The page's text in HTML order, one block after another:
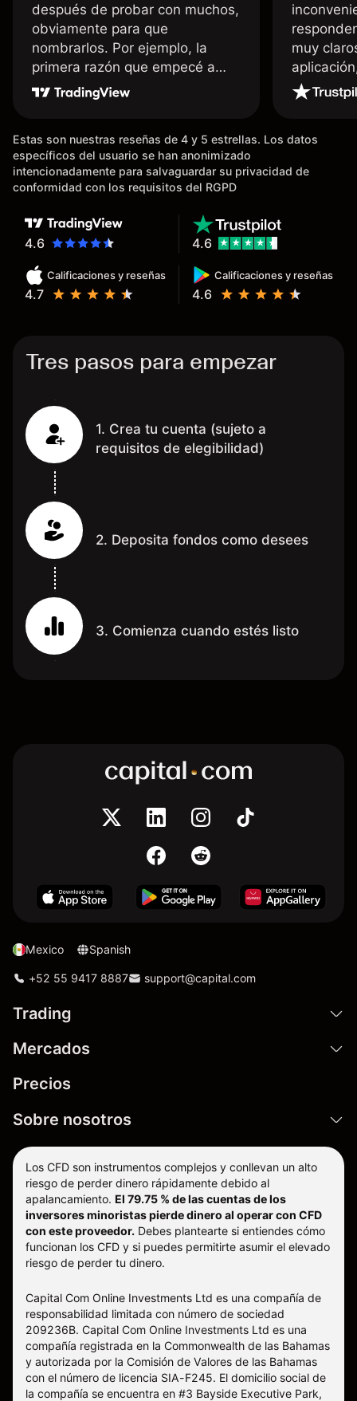
después de probar con muchos,
obviamente para que
nombrarlos. Por ejemplo, la
primera razón que empecé a
usar Capital fue la llegada de mi
dinero de inmediato a mi cuenta
existentes en el mercado que
tardan días o tienen mucha
burocracia; y la segunda razón,
hecho de operar en un mercado
determinado, debido a los
spread y al volumen existente.
Mientras más activo seas, más
dinero te reembolsa. Muchas
muy
Estas son nuestras reseñas de 4 y 5 estrellas. Los datos
específicos del usuario se han anonimizado
intencionadamente para salvaguardar su privacidad de
conformidad con los requisitos del RGPD
4.6
Calificaciones y reseñas
4.7
Calificaciones y reseñas
4.6
4.6
Tres pasos para empezar
1. Crea tu cuenta (sujeto a
requisitos de elegibilidad)
2. Deposita fondos como desees
3. Comienza cuando estés listo
Mexico Spanish
+52 55 9417 8887 support@capital.com
Trading
Mercados
Precios
Sobre nosotros
Los CFD son instrumentos complejos y conllevan un alto
riesgo de perder dinero rápidamente debido al
apalancamiento. El 79.75 % de las cuentas de los
inversores minoristas pierde dinero al operar con CFD
con este proveedor. Debes plantearte si entiendes cómo
funcionan los CFD y si puedes permitirte asumir el elevado
riesgo de perder tu dinero.
Capital Com Online Investments Ltd es una compañía de
responsabilidad limitada con número de sociedad
209236B. Capital Com Online Investments Ltd es una
compañía registrada en la Commonwealth de las Bahamas
y autorizada por la Comisión de Valores de las Bahamas
con el número de licencia SIA-F245. El domicilio social de
la compañía se encuentra en #3 Bayside Executive Park,